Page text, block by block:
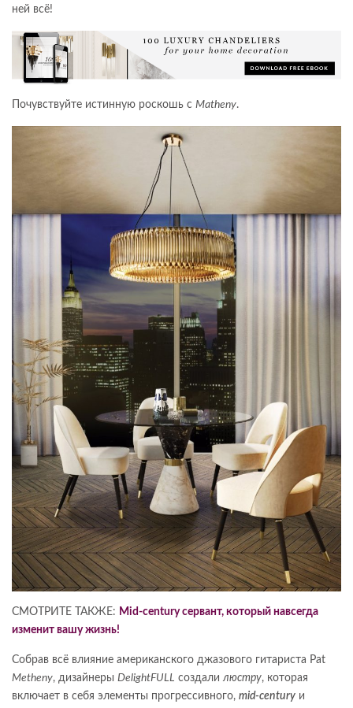
ней всё!
Почувствуйте истинную роскошь с Matheny.
СМОТРИТЕ ТАКЖЕ: Mid-century сервант, который навсегда
изменит вашу жизнь!
Собрав всё влияние американского джазового гитариста Pat
Metheny, дизайнеры DelightFULL создали люстру, которая
включает в себя элементы прогрессивного, mid-century и